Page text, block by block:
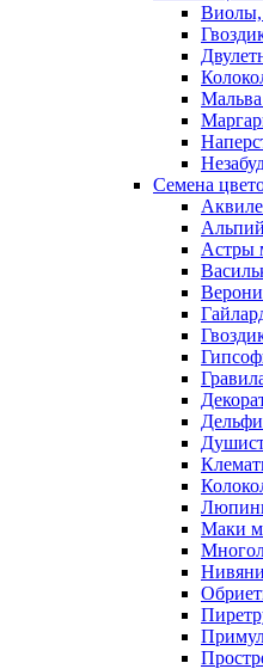
Виолы,
Семена
Астры
Маки